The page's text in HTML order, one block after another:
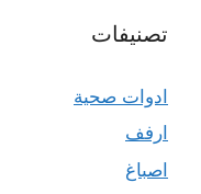
تصنيفات
ادوات صحية
ارفف
اصباغ